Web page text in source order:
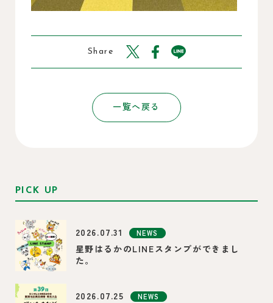
Share
一覧へ戻る
PICK UP
2026.07.31 NEWS
星野はるかのLINEスタンプができまし
た。
2026.07.25 NEWS